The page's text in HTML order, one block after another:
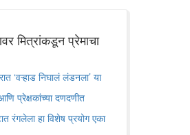
मित्रांकडून प्रेमाचा
‘वऱ्हाड निघालं लंडनला’ या
प्रेक्षकांच्या दणदणीत
रंगलेला हा विशेष प्रयोग एका